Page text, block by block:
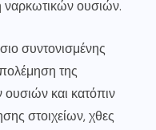
ναρκωτικών ουσιών.
συντονισμένης
της
και κατόπιν
στοιχείων, χθες